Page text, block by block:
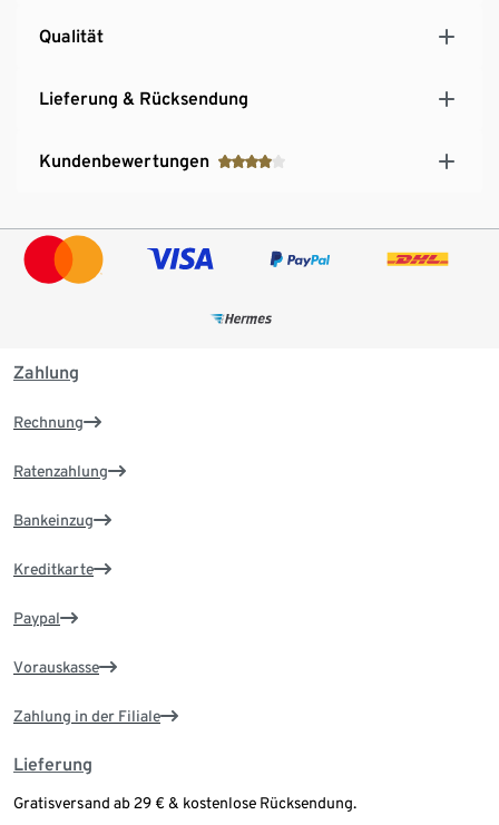
Qualität
Lieferung & Rücksendung
Kundenbewertungen
Zahlung
Rechnung
Ratenzahlung
Bankeinzug
Kreditkarte
Paypal
Vorauskasse
Zahlung in der Filiale
Lieferung
Gratisversand ab 29 € & kostenlose Rücksendung.